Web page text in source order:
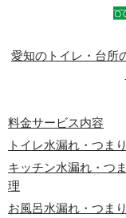
愛知のトイレ・台所
料金サービス内容
トイレ水漏れ・つま
キッチン水漏れ・つ
理
お風呂水漏れ・つま